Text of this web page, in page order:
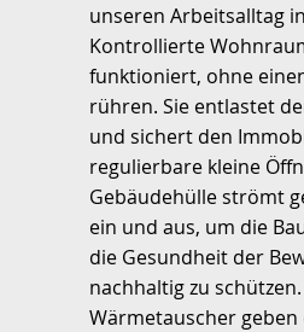
unseren Arbeitsalltag
Kontrollierte
funktioniert, ohne
rühren. Sie entlastet
und sichert den
regulierbare kleine
Gebäudehülle strömt
ein und aus, um die
die Gesundheit der
nachhaltig zu schützen.
Wärmetauscher